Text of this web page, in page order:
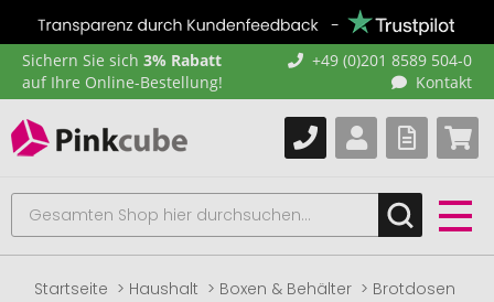
Sichern Sie sich 3% Rabatt
auf Ihre Online-Bestellung!
+49 (0)201 8589 504-0
Kontakt
Startseite Haushalt Boxen & Behälter
Brotdosen